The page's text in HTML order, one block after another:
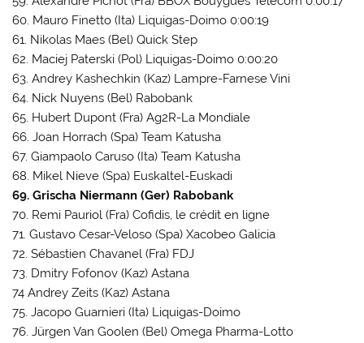
60. Mauro Finetto (Ita) Liquigas-Doimo 0:00:19
61. Nikolas Maes (Bel) Quick Step
62. Maciej Paterski (Pol) Liquigas-Doimo 0:00:20
63. Andrey Kashechkin (Kaz) Lampre-Farnese Vini
64. Nick Nuyens (Bel) Rabobank
65. Hubert Dupont (Fra) Ag2R-La Mondiale
66. Joan Horrach (Spa) Team Katusha
67. Giampaolo Caruso (Ita) Team Katusha
68. Mikel Nieve (Spa) Euskaltel-Euskadi
69. Grischa Niermann (Ger) Rabobank
70. Remi Pauriol (Fra) Cofidis, le crédit en ligne
71. Gustavo Cesar-Veloso (Spa) Xacobeo Galicia
72. Sébastien Chavanel (Fra) FDJ
73. Dmitry Fofonov (Kaz) Astana
74 Andrey Zeits (Kaz) Astana
75. Jacopo Guarnieri (Ita) Liquigas-Doimo
76. Jürgen Van Goolen (Bel) Omega Pharma-Lotto